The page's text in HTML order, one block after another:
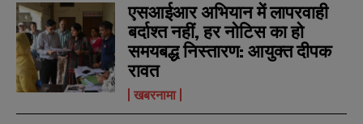
एसआईआर अभियान में लापरवाही
बर्दाश्त नहीं, हर नोटिस का हो
समयबद्ध निस्तारण: आयुक्त दीपक
रावत
खबरनामा